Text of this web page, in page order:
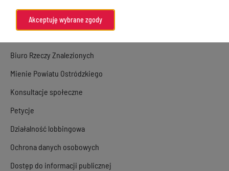
Zamierzenia i programy
Biuro Rzeczy Znalezionych
Mienie Powiatu Ostródzkiego
Konsultacje społeczne
Petycje
Działalność lobbingowa
Ochrona danych osobowych
Dostęp do informacji publicznej
Akceptuję wybrane zgody